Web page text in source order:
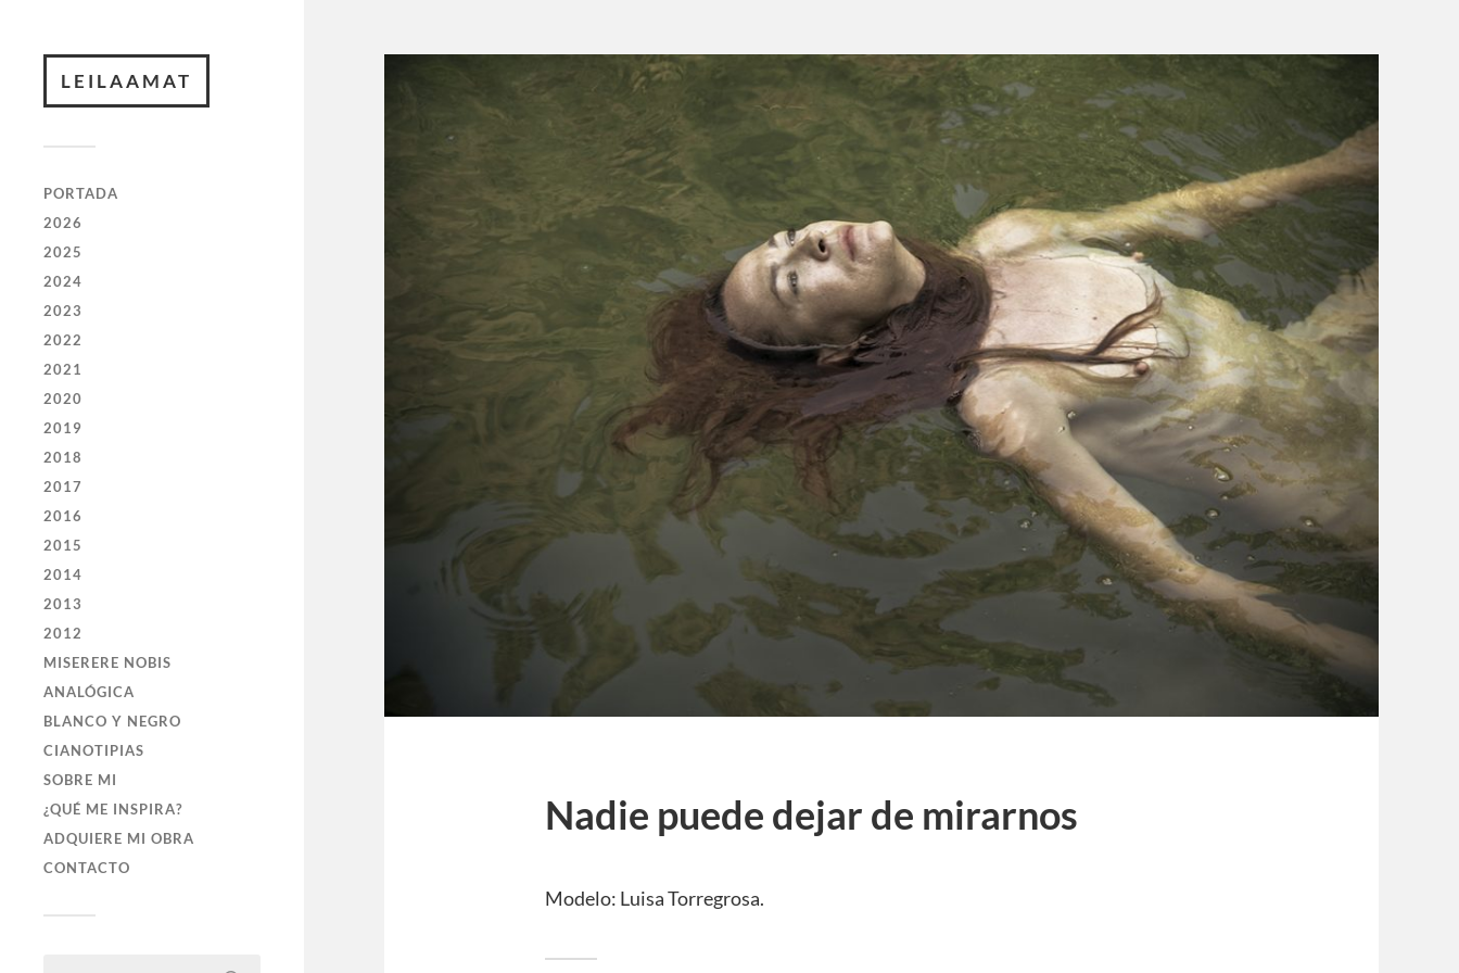
LEILAAMAT
PORTADA
2026
2025
2024
2023
2022
2021
2020
2019
2018
2017
2016
2015
2014
2013
2012
MISERERE NOBIS
ANALÓGICA
BLANCO Y NEGRO
CIANOTIPIAS
SOBRE MI
¿QUÉ ME INSPIRA?
ADQUIERE MI OBRA
CONTACTO
Nadie puede dejar de mirarnos
Modelo: Luisa Torregrosa.